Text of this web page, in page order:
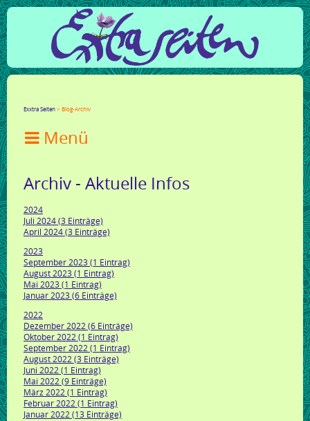
Exxtra Seiten Blog-Archiv

Archiv - Aktuelle Infos
2024
Juli 2024 (3 Einträge)
April 2024 (3 Einträge)
2023
September 2023 (1 Eintrag)
August 2023 (1 Eintrag)
Mai 2023 (1 Eintrag)
Januar 2023 (6 Einträge)
2022
Dezember 2022 (6 Einträge)
Oktober 2022 (1 Eintrag)
September 2022 (1 Eintrag)
August 2022 (3 Einträge)
Juni 2022 (1 Eintrag)
Mai 2022 (9 Einträge)
März 2022 (1 Eintrag)
Februar 2022 (1 Eintrag)
Januar 2022 (13 Einträge)